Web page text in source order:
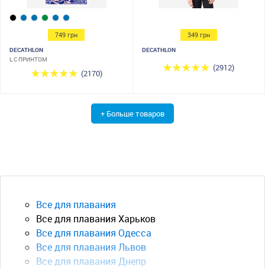
749 грн
DECATHLON
L С ПРИНТОМ
(2170)
349 грн
DECATHLON
(2912)
+ Больше товаров
Все для плавания
Все для плавания Харьков
Все для плавания Одесса
Все для плавания Львов
Все для плавания Днепр